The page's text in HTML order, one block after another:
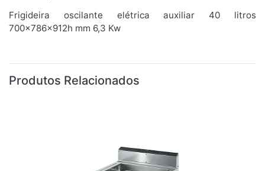
Frigideira oscilante elétrica auxiliar 40 litros
700x786x912h mm 6,3 Kw
Produtos Relacionados